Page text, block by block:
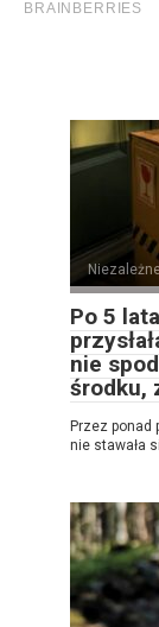
Po 5
nie
środku,
Przez ponad
nie stawała